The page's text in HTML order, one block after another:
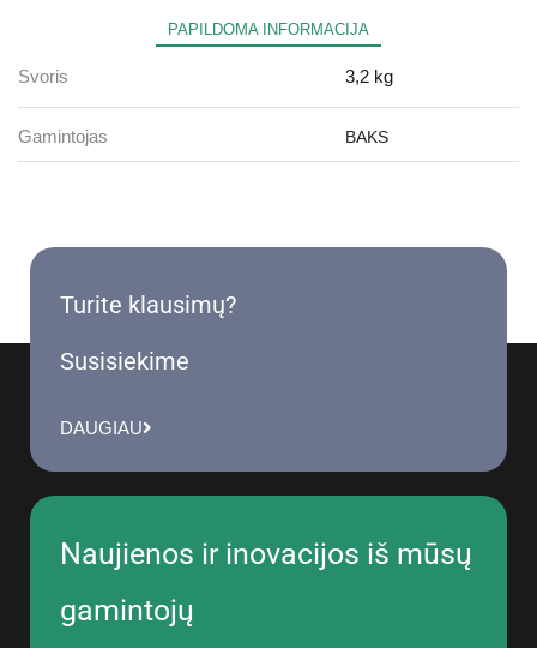
PAPILDOMA INFORMACIJA
Svoris 3,2 kg
Gamintojas BAKS
Turite klausimų?
Susisiekime
DAUGIAU
Naujienos ir inovacijos iš mūsų
gamintojų